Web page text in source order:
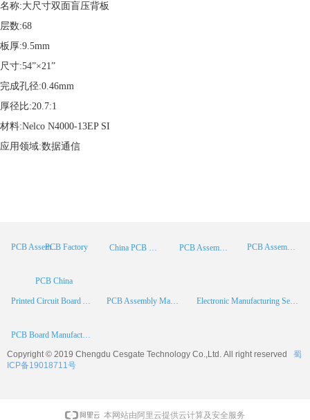
名称:大尺寸双面盲压背板
层数:68
板厚:9.5mm
尺寸:54”×21”
完成孔径:0.46mm
厚径比:20.7:1
材料:Nelco N4000-13EP SI
应用领域:数据通信
PCB Assembly PCB Assembly Supplier
Printed Circuit Board Assembly PCB Assembly Manufacturer Electronic Manufacturing Services
PCB Assembly China
China PCB Manufacturer
PCB China
PCB Board Manufacturer
PCB Factory
Copyright © 2019 Chengdu Cesgate Technology Co.,Ltd. All right reserved
蜀
ICP备19018711号
本网站由阿里云提供云计算及安全服务